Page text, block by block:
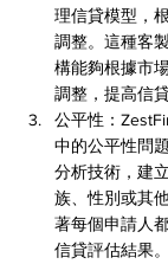
理信貸模型，
調整。這種客
構能夠根據市
調整，提高信
公平性：
中的公平性問
分析技術，建
族、性別或其
著每個申請人
信貸評估結果。